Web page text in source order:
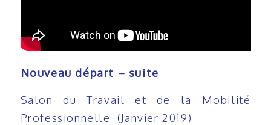
Nouveau départ – suite
Salon du Travail et de la Mobilité
Professionnelle (Janvier 2019)